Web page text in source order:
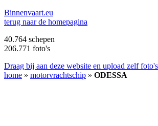
Binnenvaart.eu
terug naar de homepagina
40.764 schepen
206.771 foto's
Draag bij aan deze website en upload zelf
home » motorvrachtschip » ODESSA